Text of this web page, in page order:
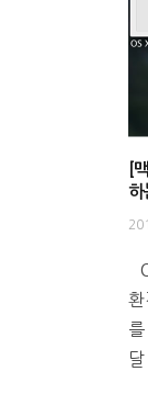
[
하
환